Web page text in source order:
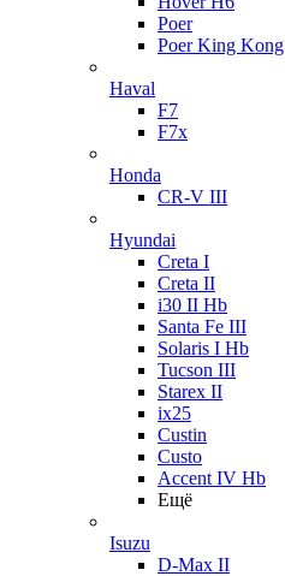
Poer
Poer King Kong
Haval
F7
F7x
Honda
CR-V III
Hyundai
Creta I
Creta II
i30 II Hb
Santa Fe III
Solaris I Hb
Tucson III
Starex II
ix25
Custin
Custo
Accent IV Hb
Ещё
Isuzu
D-Max II